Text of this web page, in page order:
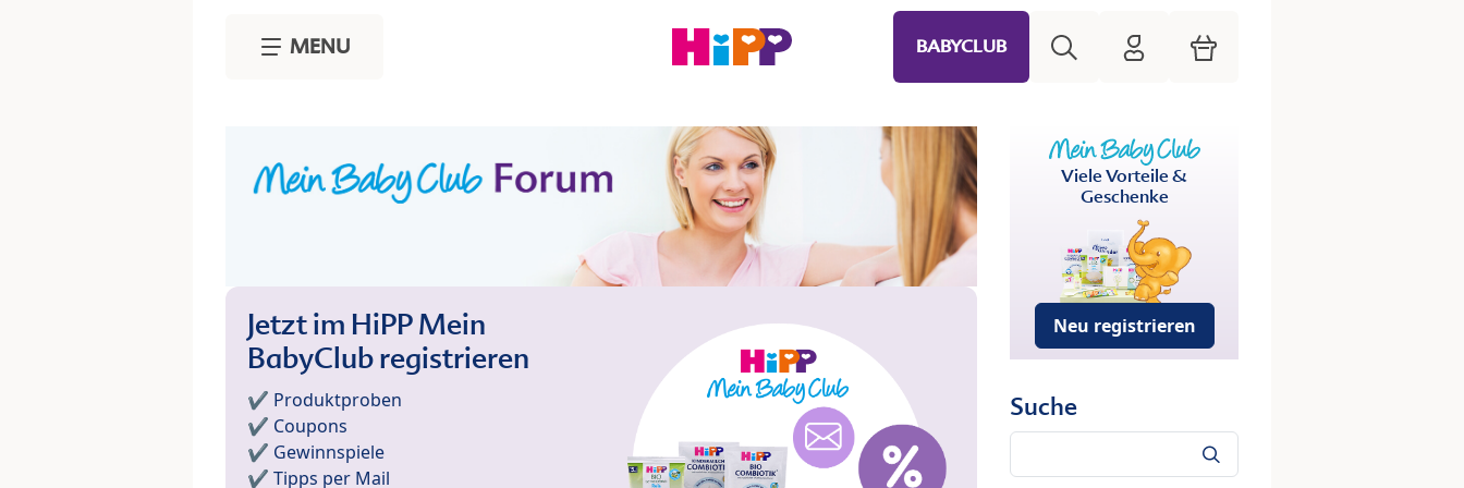
MENU BABYCLUB HiPP Mein Babyclub
Warenkorb
Jetzt im HiPP Mein
BabyClub registrieren
✔️ Produktproben
✔️ Coupons
✔️ Gewinnspiele
✔️ Tipps per Mail
Viele Vorteile &
Geschenke
Neu registrieren
Suche